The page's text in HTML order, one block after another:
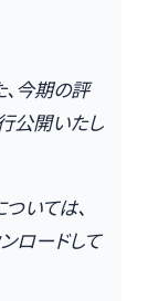
今期の評
公開いたし
いては、
ロードして